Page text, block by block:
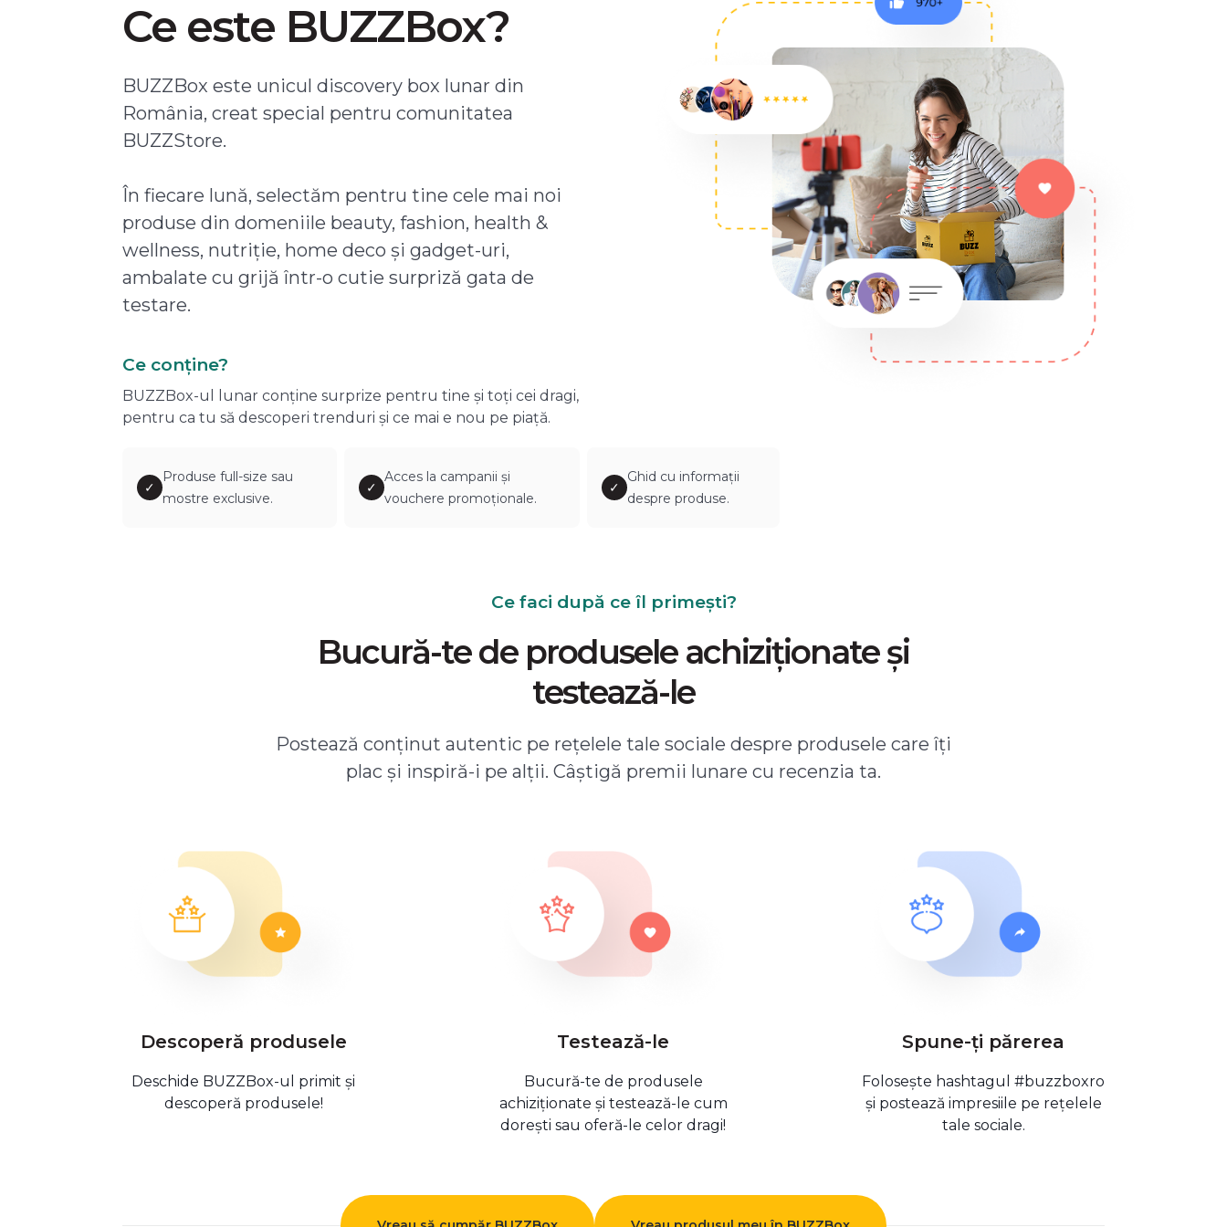
Ce este BUZZBox?
BUZZBox este unicul discovery box lunar din
România, creat special pentru comunitatea
BUZZStore.
În fiecare lună, selectăm pentru tine cele mai noi
produse din domeniile beauty, fashion, health &
wellness, nutriție, home deco și gadget-uri,
ambalate cu grijă într-o cutie surpriză gata de
testare.
Ce conține?
BUZZBox-ul lunar conține surprize pentru tine și toți cei dragi,
pentru ca tu să descoperi trenduri și ce mai e nou pe piață.
✓
Produse full-size sau
mostre exclusive.
✓
Acces la campanii și
vouchere promoționale.
✓
Ghid cu informații
despre produse.
Ce faci după ce îl primești?
Bucură-te de produsele achiziționate și
testează-le
Postează conținut autentic pe rețelele tale sociale despre produsele care îți
plac și inspiră-i pe alții. Câștigă premii lunare cu recenzia ta.
Descoperă produsele
Deschide BUZZBox-ul primit și
descoperă produsele!
Testează-le
Bucură-te de produsele
achiziționate și testează-le cum
dorești sau oferă-le celor dragi!
Spune-ți părerea
Folosește hashtagul #buzzboxro
și postează impresiile pe rețelele
tale sociale.